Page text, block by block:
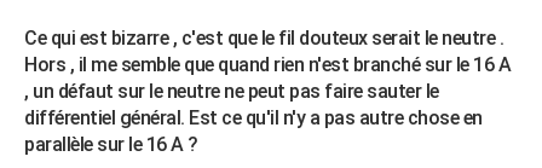
Ce qui est bizarre , c'est que le fil douteux serait le neutre .
Hors , il me semble que quand rien n'est branché sur le 16 A
, un défaut sur le neutre ne peut pas faire sauter le
différentiel général. Est ce qu'il n'y a pas autre chose en
parallèle sur le 16 A ?